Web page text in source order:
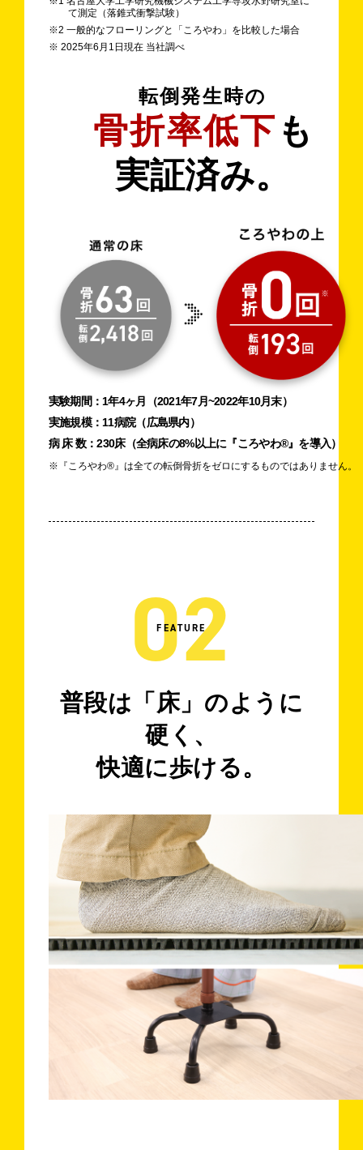
て測定（落錐式衝撃試験）
※2 一般的なフローリングと「ころやわ」を比較した場合
※ 2025年6月1日現在 当社調べ
転倒発生時の
骨折率低下 も
実証済み。
実験期間： 1年4ヶ月（2021年7月~2022年10月末）
実施規模： 11病院（広島県内）
病 床 数：230床（全病床の8%以上に『ころやわ®︎』を導入）
※『ころやわ®︎』は全ての転倒骨折をゼロにするものではありません。
02
FEATURE
普段は「床」のように
硬く、
快適に歩ける。